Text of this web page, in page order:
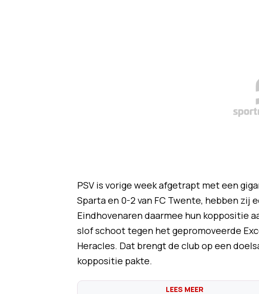
PSV is vorige week afgetrapt met een
Sparta en 0-2 van FC Twente, hebben zij
Eindhovenaren daarmee hun koppositie
slof schoot tegen het gepromoveerde
Heracles. Dat brengt de club op een
koppositie pakte.